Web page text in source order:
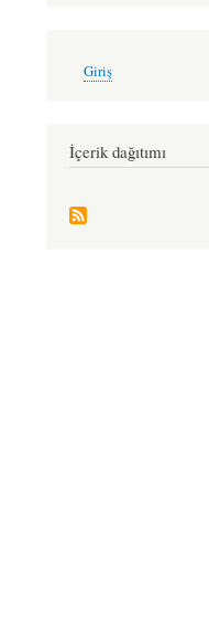
account
Giriş
İçerik dağıtımı